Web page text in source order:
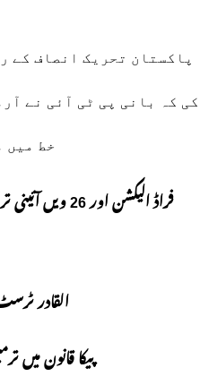
پاکستان تحریک انصاف کے
کی کہ بانی پی ٹی آئی نے
خط میں
فراڈ الیکشن اور 26 ویں آئینی ترمیم:
القادر
پیکا قانون میں